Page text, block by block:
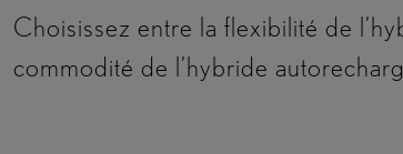
Choisissez entre la flexibilité de
commodité de l’hybride